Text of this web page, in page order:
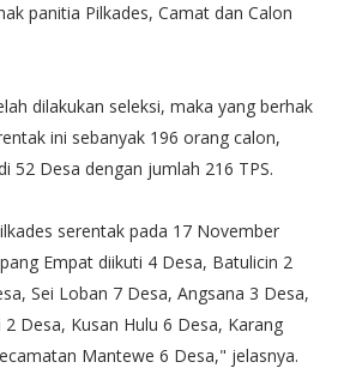
panitia Pilkades, Camat dan Calon
dilakukan seleksi, maka yang berhak
ini sebanyak 196 orang calon,
52 Desa dengan jumlah 216 TPS.
serentak pada 17 November
Empat diikuti 4 Desa, Batulicin 2
Sei Loban 7 Desa, Angsana 3 Desa,
Desa, Kusan Hulu 6 Desa, Karang
Mantewe 6 Desa," jelasnya.